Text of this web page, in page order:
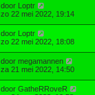
door Loptr
zo 22 mei 2022, 19:14
door Loptr
zo 22 mei 2022, 18:08
door megamannen
za 21 mei 2022, 14:50
door GatheRRoveR